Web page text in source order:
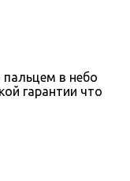
в небо
гарантии что